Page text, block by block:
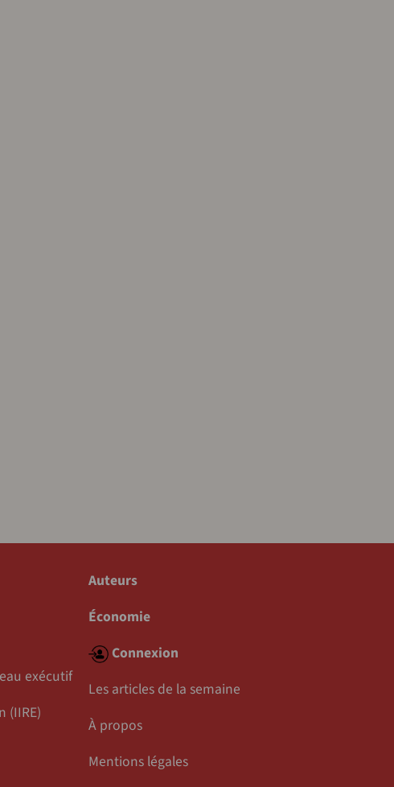
exécutif
(IIRE)
Auteurs
Économie
Connexion
Les articles de la semaine
À propos
Mentions légales